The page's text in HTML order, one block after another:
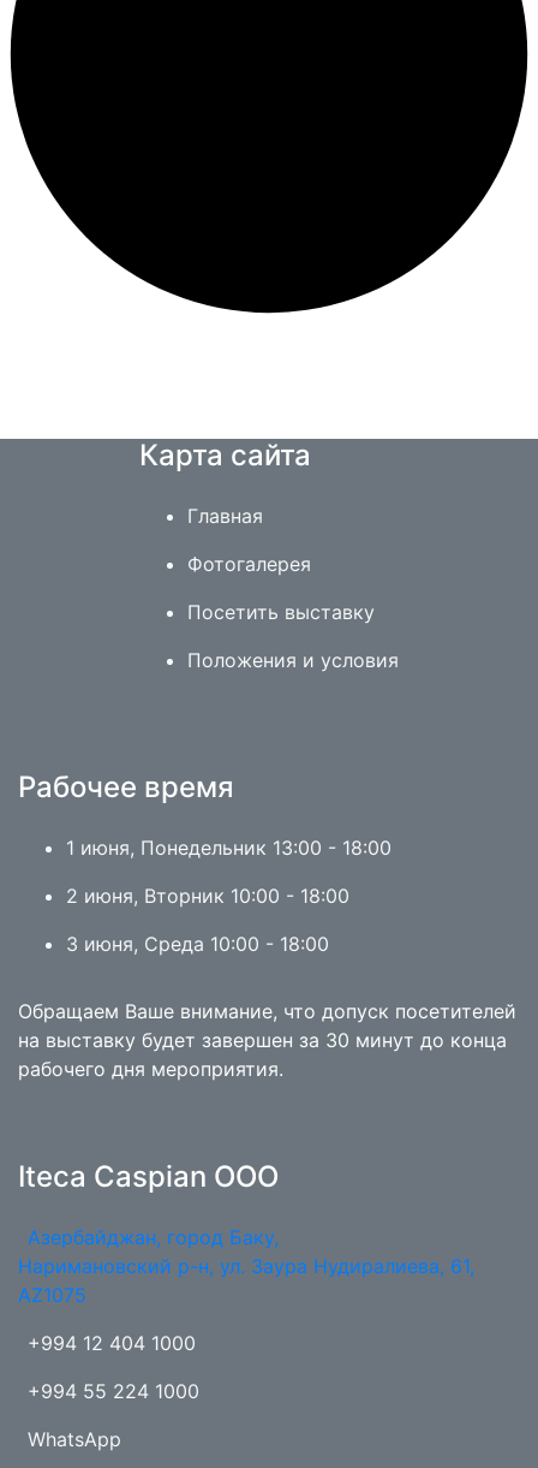
Карта сайта
Главная
Фотогалерея
Посетить выставку
Положения и условия
Рабочее время
1 июня, Понедельник 13:00 - 18:00
2 июня, Вторник 10:00 - 18:00
3 июня, Среда 10:00 - 18:00
Обращаем Ваше внимание, что допуск посетителей
на выставку будет завершен за 30 минут до конца
рабочего дня мероприятия.
Iteca Caspian OOO
Азербайджан, город Баку,
Наримановский р-н, ул. Заура Нудиралиева, 61,
AZ1075
+994 12 404 1000
+994 55 224 1000
WhatsApp